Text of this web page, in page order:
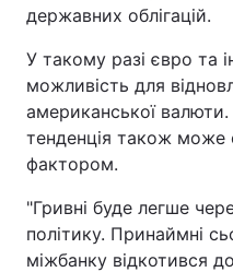
державних облігацій.
У такому разі євро та
можливість для
американської
тенденція також може
фактором.
"Гривні буде легше
політику. Принаймні
міжбанку відкотився